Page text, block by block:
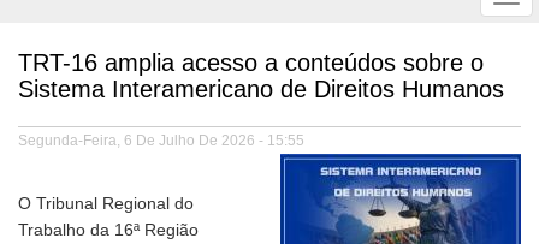
TRT-16 amplia acesso a conteúdos sobre o
Sistema Interamericano de Direitos Humanos
Segunda-Feira, 6 De Julho De 2026 - 15:55
O Tribunal Regional do
Trabalho da 16ª Região